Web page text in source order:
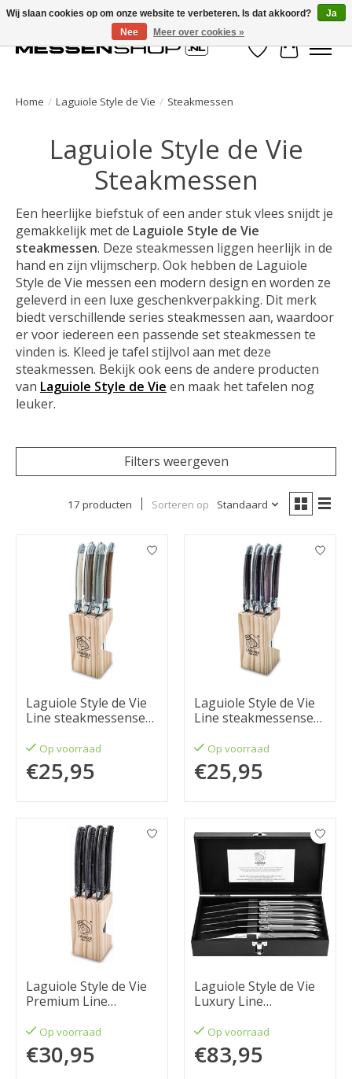
Verlanglijst
Home / Laguiole Style de Vie / Steakmessen
Laguiole Style de Vie
Steakmessen
Een heerlijke biefstuk of een ander stuk vlees snijdt je
gemakkelijk met de Laguiole Style de Vie
steakmessen. Deze steakmessen liggen heerlijk in de
hand en zijn vlijmscherp. Ook hebben de Laguiole
Style de Vie messen een modern design en worden ze
geleverd in een luxe geschenkverpakking. Dit merk
biedt verschillende series steakmessen aan, waardoor
er voor iedereen een passende set steakmessen te
vinden is. Kleed je tafel stijlvol aan met deze
steakmessen. Bekijk ook eens de andere producten
van Laguiole Style de Vie en maak het tafelen nog
leuker.
Filters weergeven
17 producten Sorteren op Standaard
Laguiole Style de Vie
Line steakmessenset
1,8mm
Op voorraad
€25,95
Laguiole Style de Vie
Line steakmessenset
1,8mm
Op voorraad
€25,95
Laguiole Style de Vie
Premium Line
delig stonewash
Op voorraad
€30,95
Laguiole Style de Vie
Luxury Line
delig rvs
Op voorraad
€83,95
Wij slaan cookies op om onze website te verbeteren. Is dat akkoord?
Ja
Nee
Meer over cookies »